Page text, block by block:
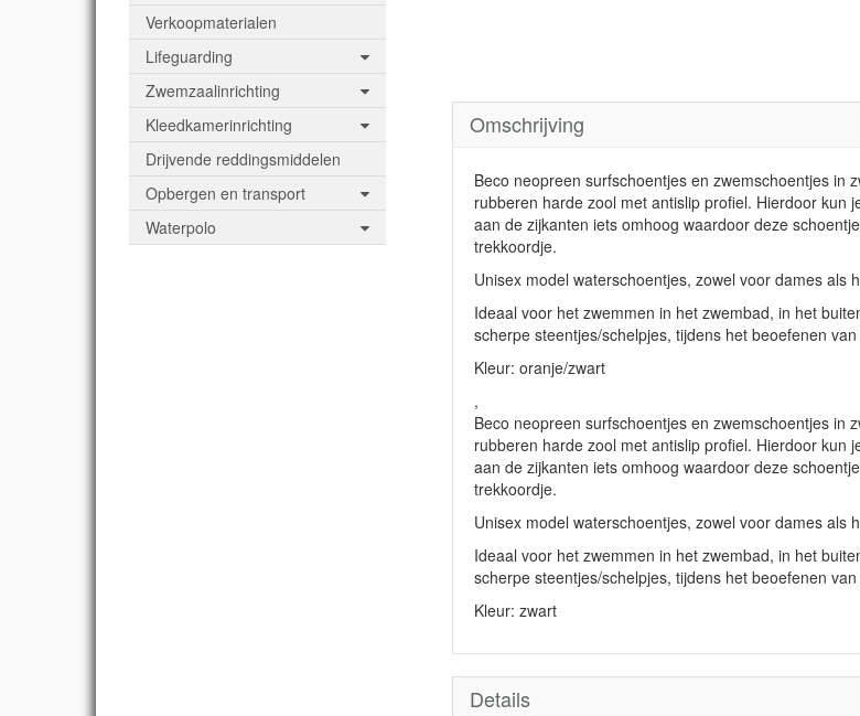
Verkoopmaterialen
Lifeguarding
Zwemzaalinrichting
Kleedkamerinrichting
Drijvende reddingsmiddelen
Opbergen en transport
Waterpolo
Omschrijving
Beco neopreen surfschoentjes en zwemschoentjes in
rubberen harde zool met antislip profiel. Hierdoor kun
aan de zijkanten iets omhoog waardoor deze
trekkoordje.
Unisex model waterschoentjes, zowel voor dames als
Ideaal voor het zwemmen in het zwembad, in het
scherpe steentjes/schelpjes, tijdens het beoefenen
Kleur: oranje/zwart
,
Beco neopreen surfschoentjes en zwemschoentjes in
rubberen harde zool met antislip profiel. Hierdoor kun
aan de zijkanten iets omhoog waardoor deze
trekkoordje.
Unisex model waterschoentjes, zowel voor dames als
Ideaal voor het zwemmen in het zwembad, in het
scherpe steentjes/schelpjes, tijdens het beoefenen
Kleur: zwart
Details